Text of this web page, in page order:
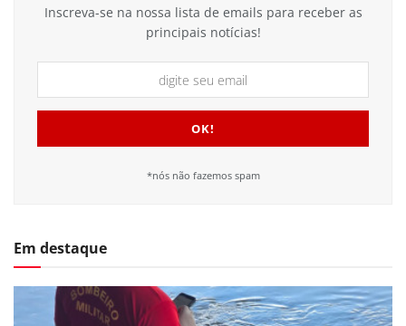
Inscreva-se na nossa lista de emails para receber as
principais notícias!
*nós não fazemos spam
Em destaque